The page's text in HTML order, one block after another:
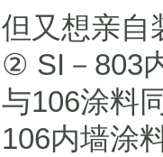
但又想亲自
② SI－803
与106涂料
106内墙涂